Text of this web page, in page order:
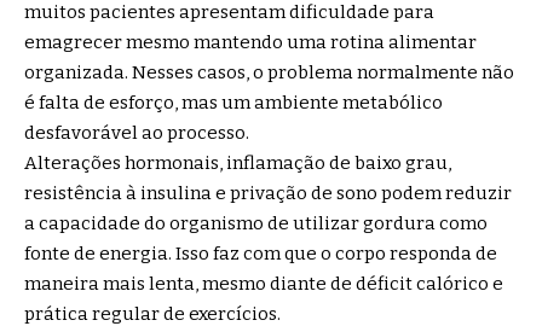
muitos pacientes apresentam dificuldade para
emagrecer mesmo mantendo uma rotina alimentar
organizada. Nesses casos, o problema normalmente não
é falta de esforço, mas um ambiente metabólico
desfavorável ao processo.
Alterações hormonais, inflamação de baixo grau,
resistência à insulina e privação de sono podem reduzir
a capacidade do organismo de utilizar gordura como
fonte de energia. Isso faz com que o corpo responda de
maneira mais lenta, mesmo diante de déficit calórico e
prática regular de exercícios.